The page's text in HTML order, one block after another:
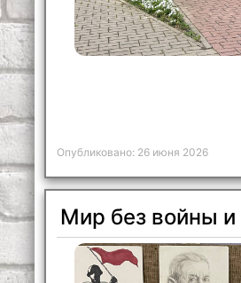
Опубликовано: 26 июня 2026
Мир без войны и